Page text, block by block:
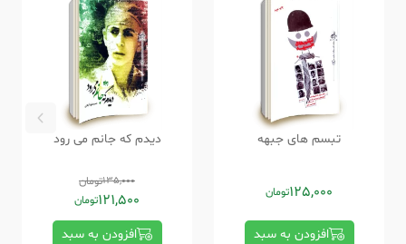
تبسم های جبهه
125,000تومان
افزودن به سبد
دیدم که جانم می رود
135,000تومان
121,500تومان
افزودن به سبد